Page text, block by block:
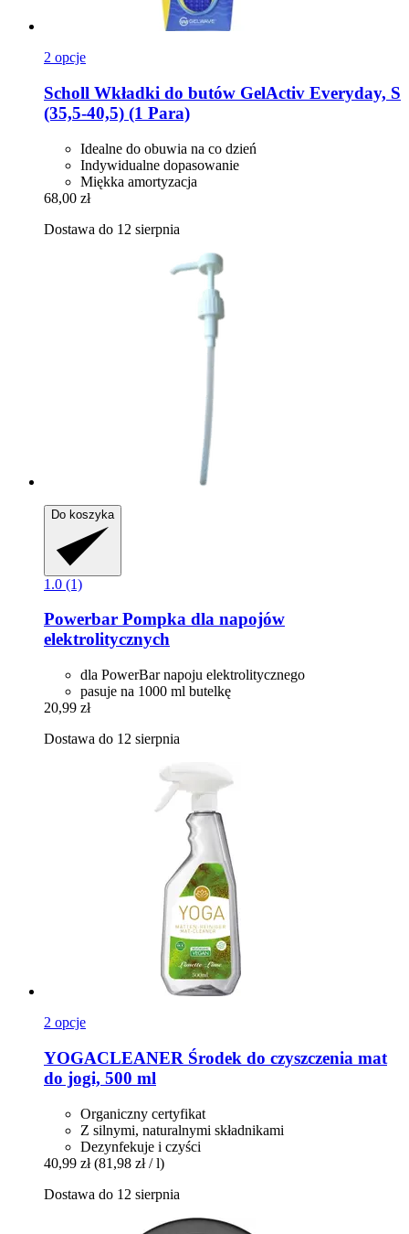
2 opcje
Scholl Wkładki do butów GelActiv Everyday, S
(35,5-​40,5) (1 Para)
Idealne do obuwia na co dzień
Indywidualne dopasowanie
Miękka amortyzacja
68,00 zł
Dostawa do 12 sierpnia
Do koszyka
1.0 (1)
Powerbar Pompka dla napojów
elektrolitycznych
dla PowerBar napoju elektrolitycznego
pasuje na 1000 ml butelkę
20,99 zł
Dostawa do 12 sierpnia
2 opcje
YOGACLEANER Środek do czyszczenia mat
do jogi, 500 ml
Organiczny certyfikat
Z silnymi, naturalnymi składnikami
Dezynfekuje i czyści
40,99 zł (81,98 zł / l)
Dostawa do 12 sierpnia